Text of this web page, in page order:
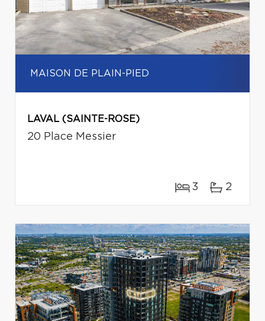
MAISON DE PLAIN-PIED
LAVAL (SAINTE-ROSE)
20 Place Messier
3 2